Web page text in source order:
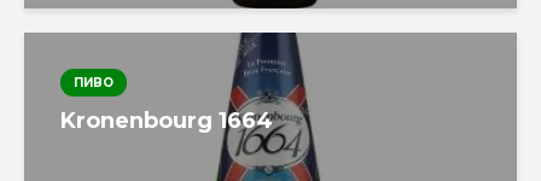
ПИВО
Kronenbourg 1664